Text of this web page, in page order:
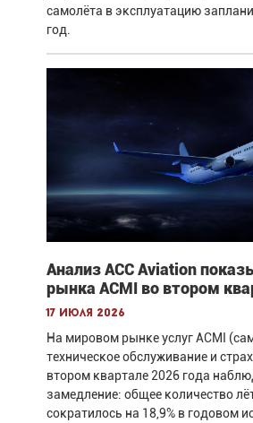
самолёта в эксплуатацию
год.
Анализ ACC Aviation
рынка ACMI во втором
17 июля 2026
На мировом рынке услуг ACMI
техническое обслуживание и
втором квартале 2026 года
замедление: общее количество
сократилось на 18,9% в годовом